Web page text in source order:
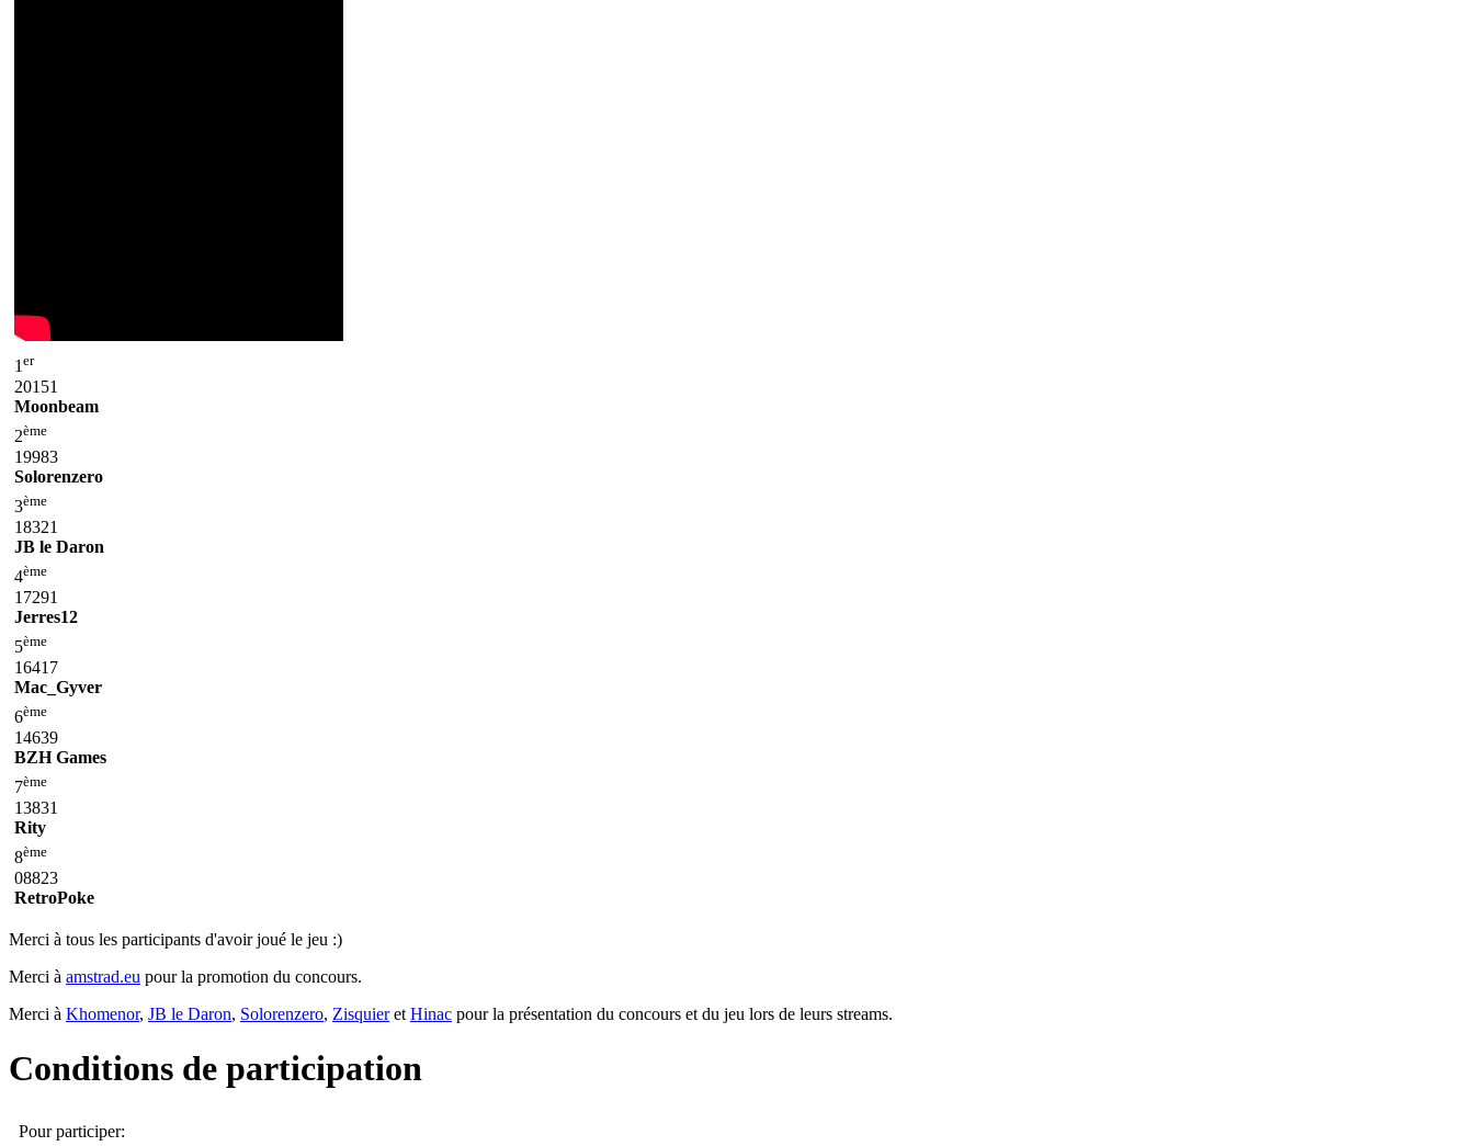
1er
20151
Moonbeam
2ème
19983
Solorenzero
3ème
18321
JB le Daron
4ème
17291
Jerres12
5ème
16417
Mac_Gyver
6ème
14639
BZH Games
7ème
13831
Rity
8ème
08823
RetroPoke
Merci à tous les participants d'avoir joué le jeu :)
Merci à amstrad.eu pour la promotion du concours.
Merci à Khomenor, JB le Daron, Solorenzero, Zisquieret Hinac pour la présentation du concours et du jeu lors de leurs streams.
Conditions de participation
Pour participer: